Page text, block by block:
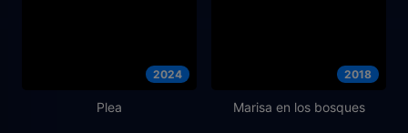
2024
Plea
2018
Marisa en los bosques